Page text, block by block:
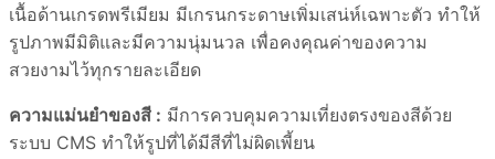
เนื้อด้านเกรดพรีเมียม มีเกรนกระดาษเพิ่มเสน่ห์เฉพาะตัว ทำให้
รูปภาพมีมิติและมีความนุ่มนวล เพื่อคงคุณค่าของความ
สวยงามไว้ทุกรายละเอียด
ความแม่นยำของสี : มีการควบคุมความเที่ยงตรงของสีด้วย
ระบบ CMS ทำให้รูปที่ได้มีสีที่ไม่ผิดเพี้ยน